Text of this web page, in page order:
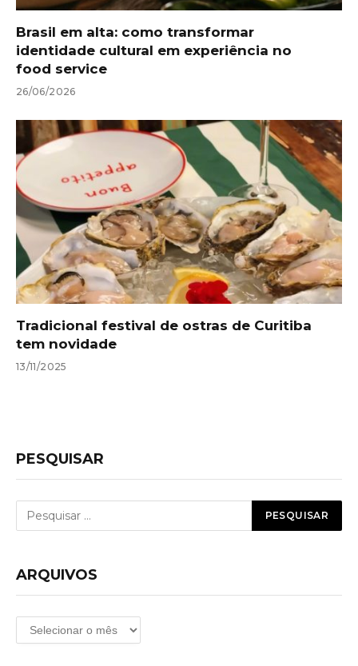
Brasil em alta: como transformar
identidade cultural em experiência no
food service
26/06/2026
Tradicional festival de ostras de Curitiba
tem novidade
13/11/2025
PESQUISAR
ARQUIVOS
Arquivos